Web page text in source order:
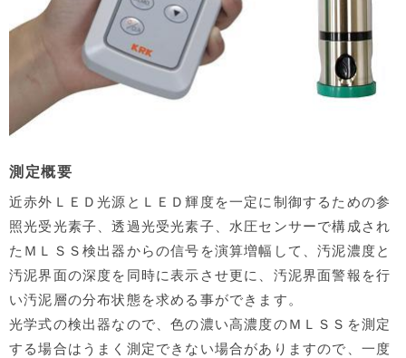
測定概要
近赤外ＬＥＤ光源とＬＥＤ輝度を一定に制御するための参
照光受光素子、透過光受光素子、水圧センサーで構成され
たＭＬＳＳ検出器からの信号を演算増幅して、汚泥濃度と
汚泥界面の深度を同時に表示させ更に、汚泥界面警報を行
い汚泥層の分布状態を求める事ができます。
光学式の検出器なので、色の濃い高濃度のＭＬＳＳを測定
する場合はうまく測定できない場合がありますので、一度